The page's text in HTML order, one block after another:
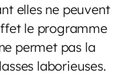
elles ne peuvent
le programme
permet pas la
laborieuses.